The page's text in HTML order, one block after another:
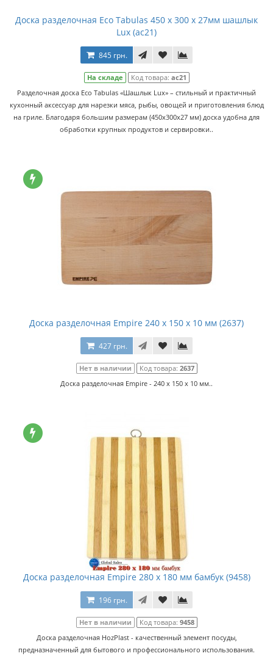
Доска разделочная Eco Tabulas 450 x 300 x 27мм шашлык
Lux (ас21)
845 грн.
На складе Код товара: ас21
Разделочная доска Eco Tabulas «Шашлык Lux» – стильный и практичный
кухонный аксессуар для нарезки мяса, рыбы, овощей и приготовления блюд
на гриле. Благодаря большим размерам (450x300x27 мм) доска удобна для
обработки крупных продуктов и сервировки..
Доска разделочная Empire 240 x 150 x 10 мм (2637)
427 грн.
Нет в наличии Код товара: 2637
Доска разделочная Empire - 240 x 150 x 10 мм..
Доска разделочная Empire 280 x 180 мм бамбук (9458)
196 грн.
Нет в наличии Код товара: 9458
Доска разделочная HozPlast - качественный элемент посуды,
предназначенный для бытового и профессионального использования.